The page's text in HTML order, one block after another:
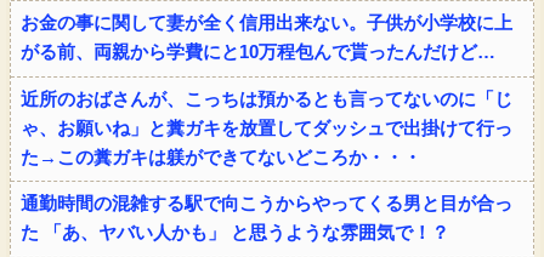
お金の事に関して妻が全く信用出来ない。子供が小学校に上
がる前、両親から学費にと10万程包んで貰ったんだけど…
近所のおばさんが、こっちは預かるとも言ってないのに「じ
ゃ、お願いね」と糞ガキを放置してダッシュで出掛けて行っ
た→この糞ガキは躾ができてないどころか・・・
通勤時間の混雑する駅で向こうからやってくる男と目が合っ
た 「あ、ヤバい人かも」 と思うような雰囲気で！？